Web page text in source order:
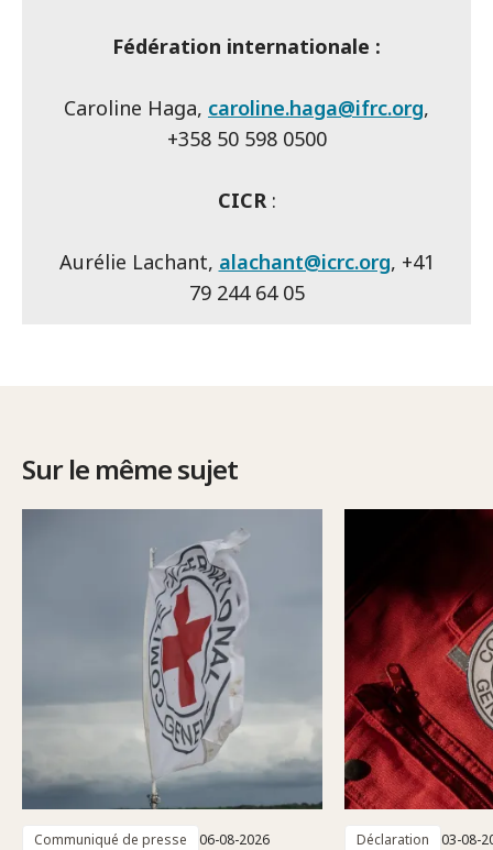
Fédération internationale :
Caroline Haga, caroline.haga@ifrc.org,
+358 50 598 0500
CICR:
Aurélie Lachant, alachant@icrc.org, +41
79 244 64 05
Sur le même sujet
Communiqué de presse 06-08-2026 Déclaration 03-08-